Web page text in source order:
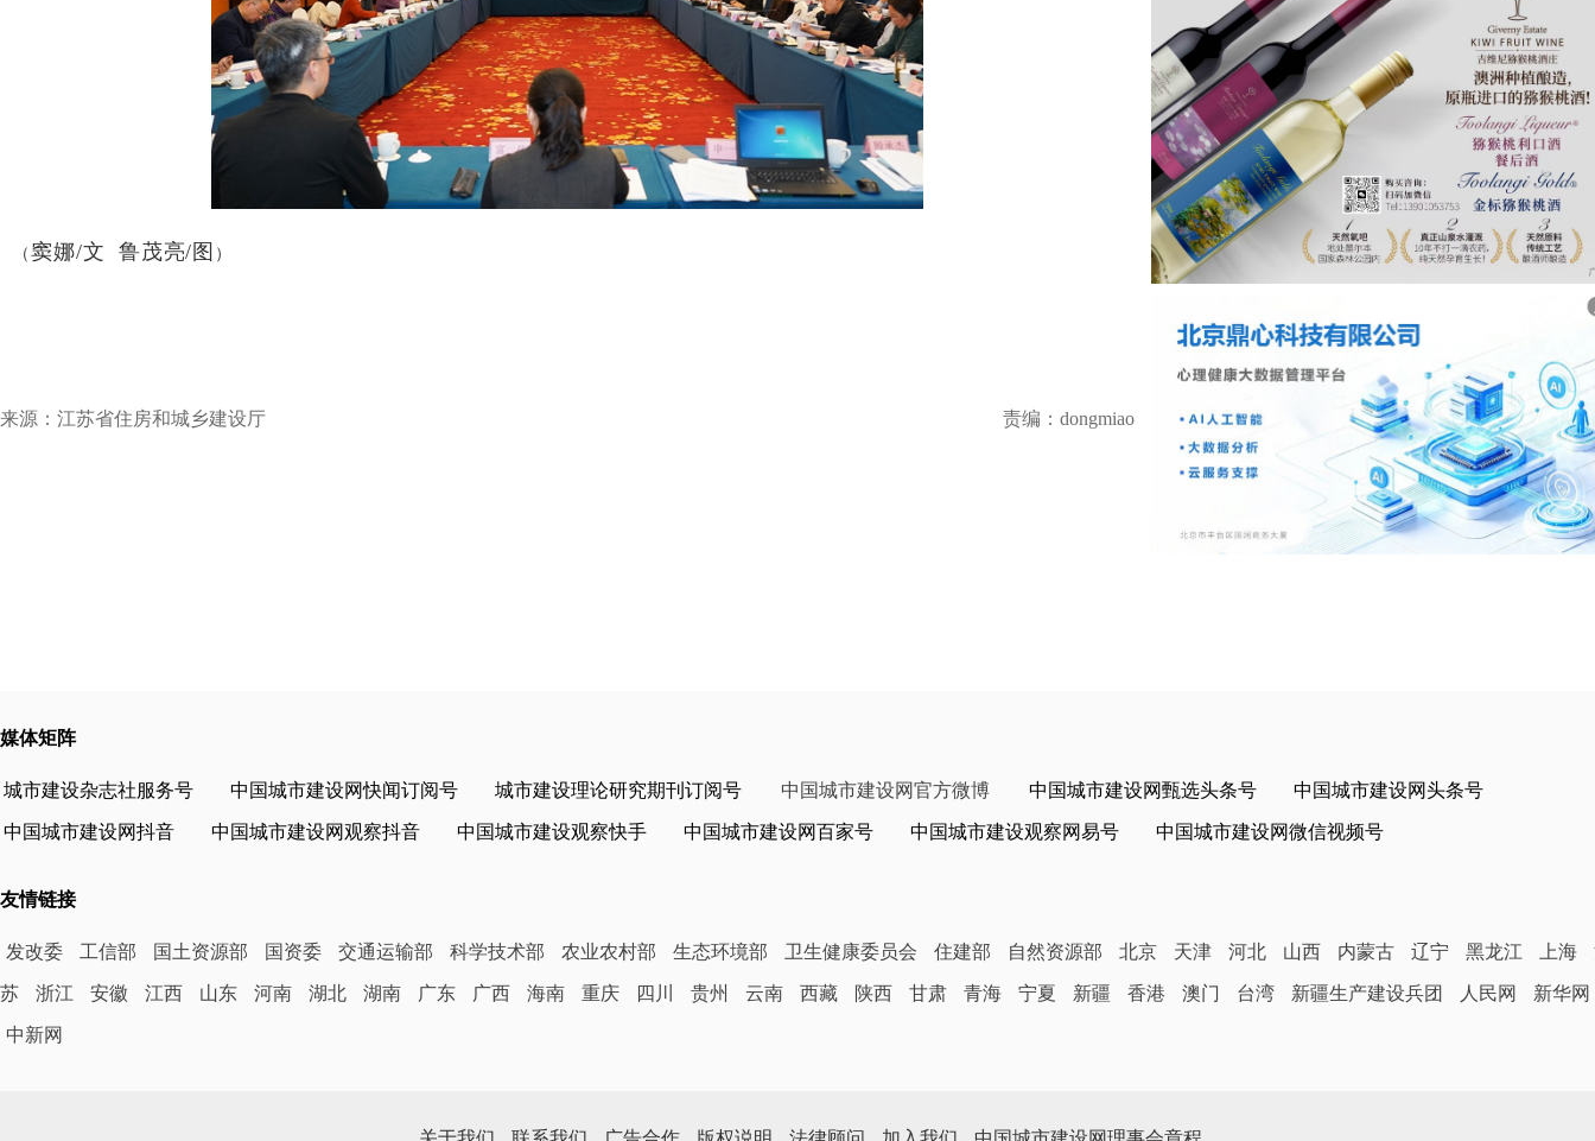
（窦娜/文鲁茂亮/图 ）
来源：江苏省住房和城乡建设厅 责编：dongmiao
媒体矩阵
城市建设杂志社服务号 中国城市建设网快闻订阅号 城市建设理论研究期刊订阅号 中国城市建设网官方微博 中国城市建设网甄选头条号 中国城市建设网头条号
中国城市建设网抖音 中国城市建设网观察抖音 中国城市建设观察快手 中国城市建设网百家号 中国城市建设观察网易号 中国城市建设网微信视频号
友情链接
发改委 工信部 国土资源部 国资委 交通运输部 科学技术部 农业农村部 生态环境部 卫生健康委员会 住建部 自然资源部 北京 天津 河北 山西 内蒙古 辽宁 黑龙江 上海
苏 浙江 安徽 江西 山东 河南 湖北 湖南 广东 广西 海南 重庆 四川 贵州 云南 西藏 陕西 甘肃 青海 宁夏 新疆 香港 澳门 台湾 新疆生产建设兵团 人民网 新华网
中新网